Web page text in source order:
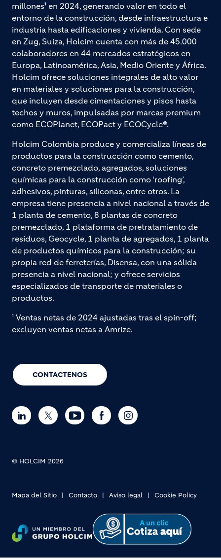
CONTACTENOS
millones¹ en 2024, generando valor en todo el
entorno de la construcción, desde infraestructura e
industria hasta edificaciones y vivienda. Con sede
en Zug, Suiza, Holcim cuenta con más de 45.000
colaboradores en 44 mercados estratégicos en
Europa, Latinoamérica, Asia, Medio Oriente y África.
Holcim ofrece soluciones integrales de alto valor
en materiales y soluciones para la construcción,
que incluyen desde cimentaciones y pisos hasta
techos y muros, impulsadas por marcas premium
como ECOPlanet, ECOPact y ECOCycle®.
Holcim Colombia produce y comercializa líneas de
productos para la construcción como cemento,
concreto premezclado, agregados, soluciones
químicas para la construcción como ‘roofing’,
adhesivos, pinturas, siliconas, entre otros. La
empresa tiene presencia a nivel nacional a través de
1 planta de cemento, 8 plantas de concreto
premezclado, 1 plataforma de pretratamiento de
residuos, Geocycle, 1 planta de agregados, 1 planta
de productos químicos para la construcción; su
propia red de ferreterías, Disensa, con una sólida
presencia a nivel nacional; y ofrece servicios
especializados de transporte de materiales o
productos.
¹ Ventas netas de 2024 ajustadas tras el spin-off;
excluyen ventas netas a Amrize.
© HOLCIM 2026
Mapa del Sitio Contacto Aviso legal Cookie Policy